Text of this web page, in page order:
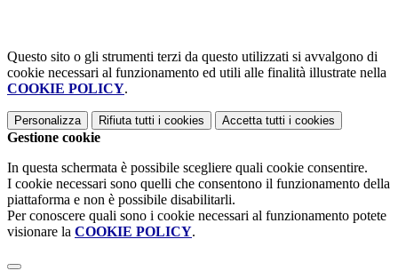
Questo sito o gli strumenti terzi da questo utilizzati si avvalgono di
cookie necessari al funzionamento ed utili alle finalità illustrate nella
COOKIE POLICY.
Personalizza Rifiuta tutti i cookies Accetta tutti i cookies
Gestione cookie
In questa schermata è possibile scegliere quali cookie consentire.
I cookie necessari sono quelli che consentono il funzionamento della
piattaforma e non è possibile disabilitarli.
Per conoscere quali sono i cookie necessari al funzionamento potete
visionare la COOKIE POLICY.